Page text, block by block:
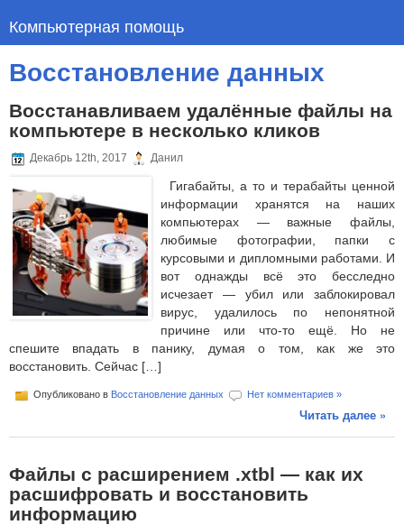
Компьютерная помощь
Восстановление данных
Восстанавливаем удалённые файлы на
компьютере в несколько кликов
Декабрь 12th, 2017 Данил
Гигабайты, а то и терабайты ценной
информации хранятся на наших
компьютерах — важные файлы,
любимые фотографии, папки с
курсовыми и дипломными работами. И
вот однажды всё это бесследно
исчезает — убил или заблокировал
вирус, удалилось по непонятной
причине или что-то ещё. Но не
спешите впадать в панику, думая о том, как же это
восстановить. Сейчас […]
Опубликовано в Восстановление данных Нет комментариев »
Читать далее »
Файлы с расширением .xtbl — как их
расшифровать и восстановить
информацию